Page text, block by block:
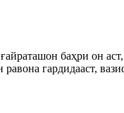
баҳри он
гардидааст,